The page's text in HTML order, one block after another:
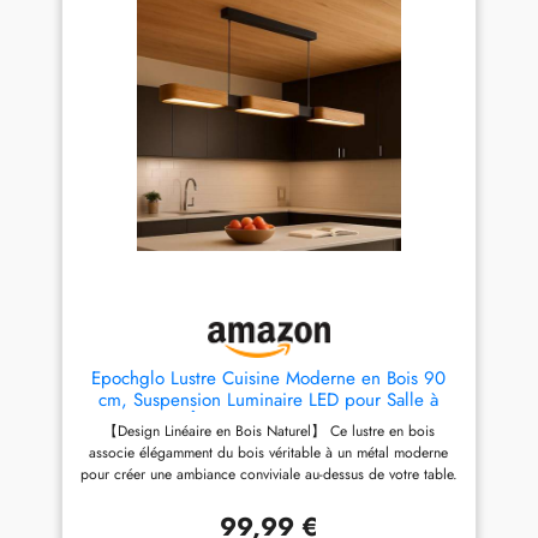
abat-jour existant ►Les câbles
suspendus mesurent 95 cm, la
longueur réglable le rend
adapté à différentes
utilisations enviro
Epochglo Lustre Cuisine Moderne en Bois 90
cm, Suspension Luminaire LED pour Salle à
Manger et Îlot Cuisine, Dimmable 3000K-
6500K avec Télécommande et Fonction
Mémoire
【Design Linéaire en Bois Naturel】 Ce lustre en bois
associe élégamment du bois véritable à un métal moderne
pour créer une ambiance conviviale au-dessus de votre table.
chaleureuses en famille ou entre amis, apportant une touche
99,99 €